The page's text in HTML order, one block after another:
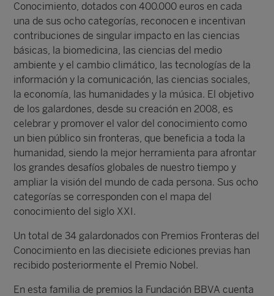
Conocimiento, dotados con 400.000 euros en cada
una de sus ocho categorías, reconocen e incentivan
contribuciones de singular impacto en las ciencias
básicas, la biomedicina, las ciencias del medio
ambiente y el cambio climático, las tecnologías de la
información y la comunicación, las ciencias sociales,
la economía, las humanidades y la música. El objetivo
de los galardones, desde su creación en 2008, es
celebrar y promover el valor del conocimiento como
un bien público sin fronteras, que beneficia a toda la
humanidad, siendo la mejor herramienta para afrontar
los grandes desafíos globales de nuestro tiempo y
ampliar la visión del mundo de cada persona. Sus ocho
categorías se corresponden con el mapa del
conocimiento del siglo XXI.
Un total de 34 galardonados con Premios Fronteras del
Conocimiento en las diecisiete ediciones previas han
recibido posteriormente el Premio Nobel.
En esta familia de premios la Fundación BBVA cuenta